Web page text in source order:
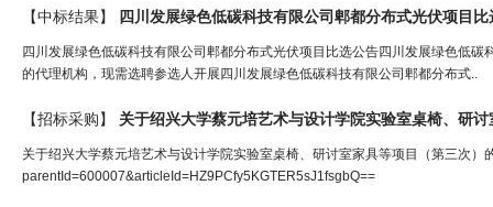
【中标结果】 四川发展绿色低碳科技有限公司郫都分布式光伏项目
四川发展绿色低碳科技有限公司郫都分布式光伏项目比选公告四川发展绿色低
的代理机构，现需选聘参选人开展四川发展绿色低碳科技有限公司郫都分布式..
【招标采购】 关于绍兴大学蔡元培艺术与设计学院实验室桌椅、研讨室家具
关于绍兴大学蔡元培艺术与设计学院实验室桌椅、研讨室家具等项目（第三次
parentId=600007&articleId=HZ9PCfy5KGTER5sJ1fsgbQ==